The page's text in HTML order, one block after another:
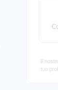
Il
tuo